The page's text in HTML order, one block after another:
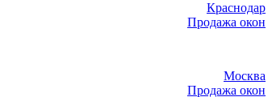
Краснодар
Продажа окон
Москва
Продажа окон